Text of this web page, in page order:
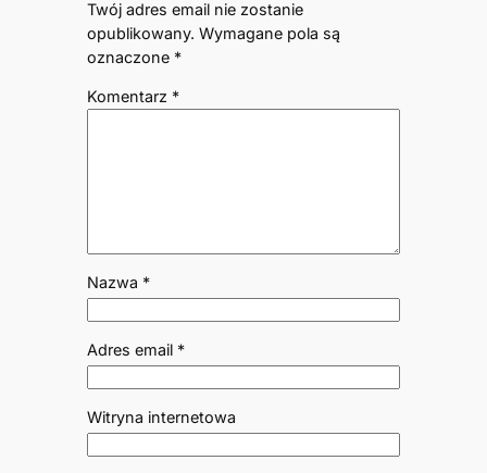
Twój adres email nie zostanie
opublikowany. Wymagane pola są
oznaczone *
Komentarz *
Nazwa *
Adres email *
Witryna internetowa